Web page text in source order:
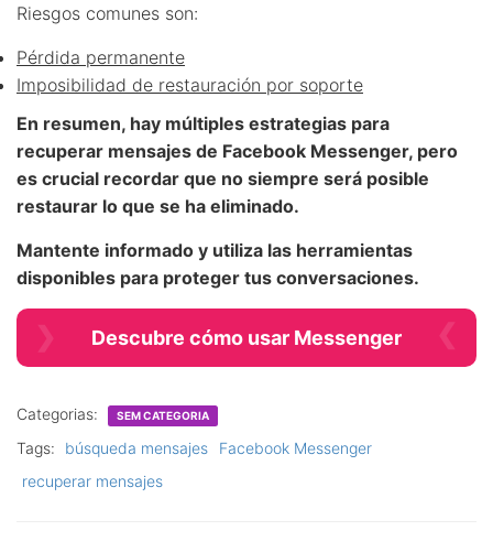
Riesgos comunes son:
Pérdida permanente
Imposibilidad de restauración por soporte
En resumen, hay múltiples estrategias para
recuperar mensajes de Facebook Messenger, pero
es crucial recordar que no siempre será posible
restaurar lo que se ha eliminado.
Mantente informado y utiliza las herramientas
disponibles para proteger tus conversaciones.
Descubre cómo usar Messenger
Categorias: SEM CATEGORIA
Tags: búsqueda mensajes
Facebook Messenger
recuperar mensajes